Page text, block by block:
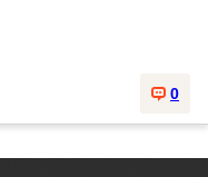
0